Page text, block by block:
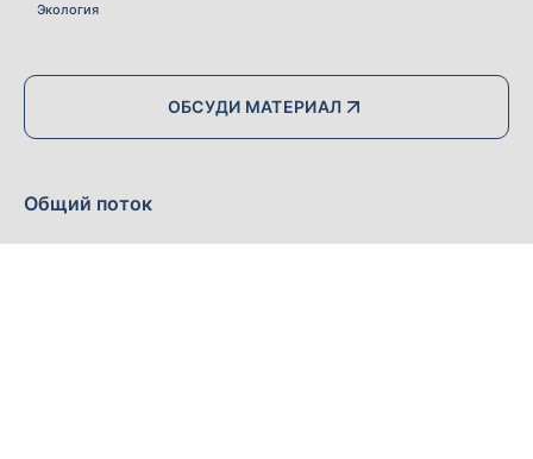
Экология
ОБСУДИ МАТЕРИАЛ
Общий поток